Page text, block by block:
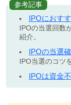
参考記事
IPOにおす
IPOの当選回数
紹介。
IPOの当選
IPO当選のコツ
IPOは資金